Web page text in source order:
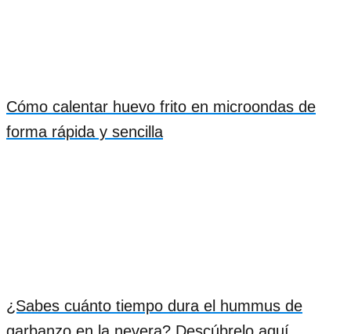
Cómo calentar huevo frito en microondas de
forma rápida y sencilla
¿Sabes cuánto tiempo dura el hummus de